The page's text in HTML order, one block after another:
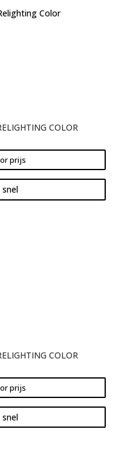
COLOR
prijs
snel
COLOR
prijs
snel